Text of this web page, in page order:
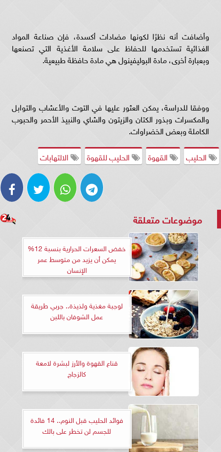
وأضافت أنه نظرًا لكونها مضادات أكسدة، فإن صناعة المواد
الغذائية تستخدمها للحفاظ على سلامة الأغذية التي تصنعها
وبعبارة أخرى، مادة البوليفينول هي مادة حافظة طبيعية.
ووفقا للدراسة، يمكن العثور عليها في التوت والأعشاب والتوابل
والمكسرات وبذور الكتان والزيتون والشاي والنبيذ الأحمر والحبوب
الكاملة وبعض الخضراوات.
الحليب
القهوة الحليب للقهوة الالتهابات
موضوعات متعلقة
خفض السعرات الحرارية بنسبة 12%
يمكن أن يزيد من متوسط عمر
الإنسان
لوجبة مغذية ولذيذة.. جربي طريقة
عمل الشوفان باللبن
قناع القهوة والأرز لبشرة لامعة
كالزجاج
فوائد الحليب قبل النوم.. 14 فائدة
للجسم لن تخطر على بالك